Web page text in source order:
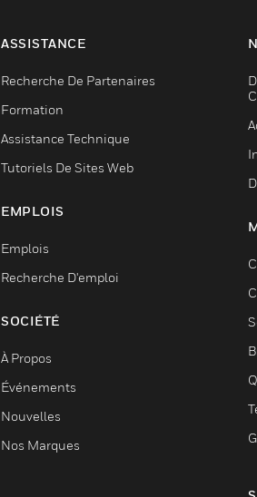
ASSISTANCE
Recherche De Partenaires
Formation
Assistance Technique
Tutoriels De Sites Web
EMPLOIS
Emplois
Recherche D'emploi
SOCIÉTÉ
À Propos
Événements
Nouvelles
Nos Marques